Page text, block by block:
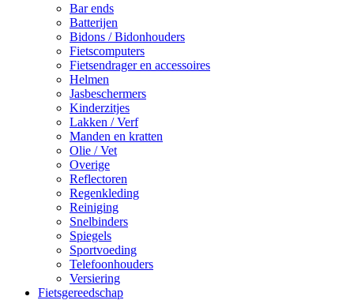
Bar ends
Batterijen
Bidons / Bidonhouders
Fietscomputers
Fietsendrager en accessoires
Helmen
Jasbeschermers
Kinderzitjes
Lakken / Verf
Manden en kratten
Olie / Vet
Overige
Reflectoren
Regenkleding
Reiniging
Snelbinders
Spiegels
Sportvoeding
Telefoonhouders
Versiering
Fietsgereedschap